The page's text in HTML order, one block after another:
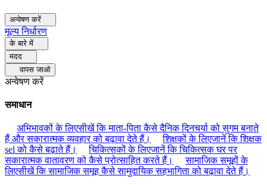
अन्वेषण करें
मूल्य निर्धारण
के बारे में
मदद
वापस जाओ
अन्वेषण करें
समाधान
अभिभावकों के लिएसीखें कि माता-पिता कैसे दैनिक दिनचर्या को सुगम बनाते
हैं और सकारात्मक व्यवहार को बढ़ावा देते हैं।
शिक्षकों के लिएजानें कि शिक्षक
sel को कैसे बढ़ाते हैं।
चिकित्सकों के लिएजानें कि चिकित्सक घर पर
सकारात्मक वातावरण को कैसे प्रोत्साहित करते हैं।
सामाजिक समूहों के
लिएसीखें कि सामाजिक समूह कैसे सामुदायिक सहभागिता को बढ़ावा देते हैं।